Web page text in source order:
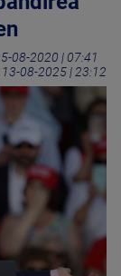
08-2020 | 07:41
13-08-2025 | 23:12